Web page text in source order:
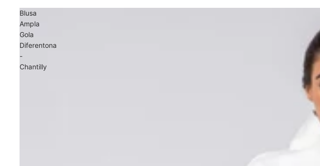
Blusa
Ampla
Gola
Diferentona
-
Chantilly